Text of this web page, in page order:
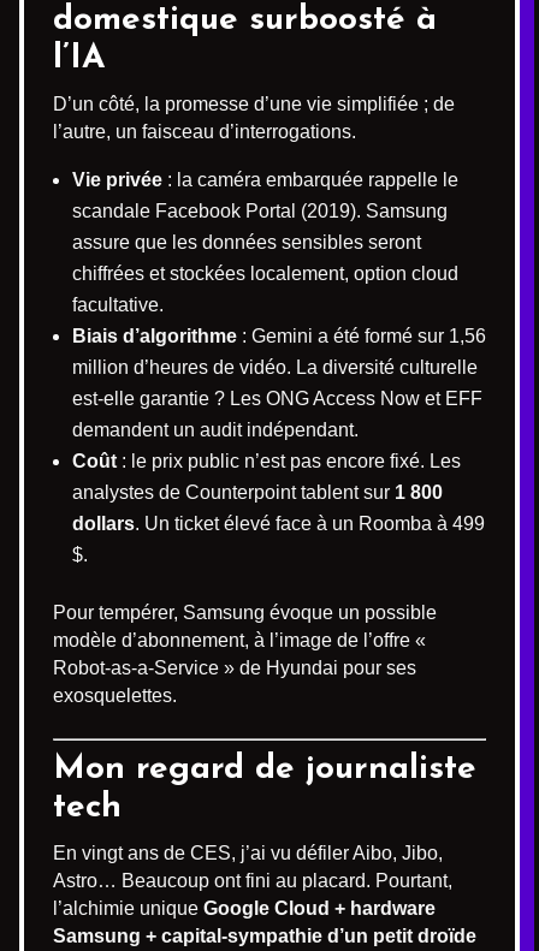
domestique surboosté à
l’IA
D’un côté, la promesse d’une vie simplifiée ; de
l’autre, un faisceau d’interrogations.
Vie privée : la caméra embarquée rappelle le
scandale Facebook Portal (2019). Samsung
assure que les données sensibles seront
chiffrées et stockées localement, option cloud
facultative.
Biais d’algorithme : Gemini a été formé sur 1,56
million d’heures de vidéo. La diversité culturelle
est-elle garantie ? Les ONG Access Now et EFF
demandent un audit indépendant.
Coût : le prix public n’est pas encore fixé. Les
analystes de Counterpoint tablent sur 1 800
dollars. Un ticket élevé face à un Roomba à 499
$.
Pour tempérer, Samsung évoque un possible
modèle d’abonnement, à l’image de l’offre «
Robot-as-a-Service » de Hyundai pour ses
exosquelettes.
Mon regard de journaliste
tech
En vingt ans de CES, j’ai vu défiler Aibo, Jibo,
Astro… Beaucoup ont fini au placard. Pourtant,
l’alchimie unique Google Cloud + hardware
Samsung + capital-sympathie d’un petit droïde